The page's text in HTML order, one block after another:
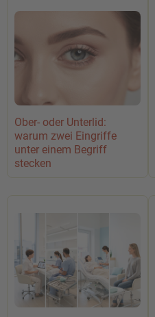
Ober- oder Unterlid:
warum zwei Eingriffe
unter einem Begriff
stecken